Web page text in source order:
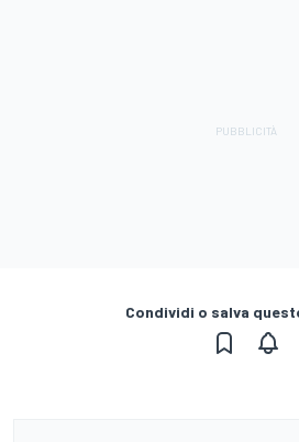
Condividi o salva